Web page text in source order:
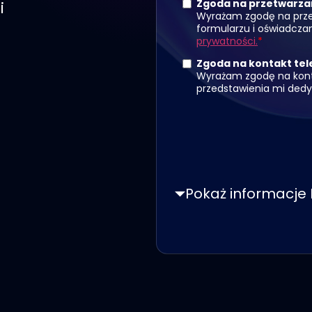
Pokaż informacje